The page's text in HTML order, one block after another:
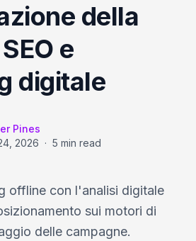
della
e
digitale
Pines
2026 · 5 min read
offline con l'analisi digitale
sui motori di
delle campagne.